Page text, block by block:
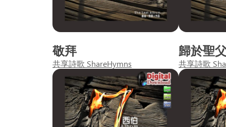
敬拜
共享詩歌 ShareHymns
歸於聖
共享詩歌